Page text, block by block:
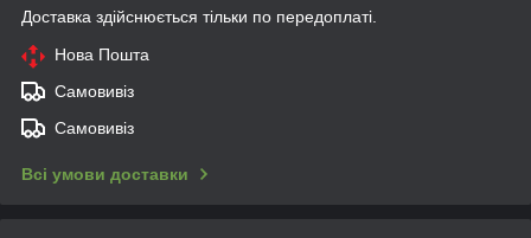
Доставка здійснюється тільки по передоплаті.
Нова Пошта
Самовивіз
Самовивіз
Всі умови доставки